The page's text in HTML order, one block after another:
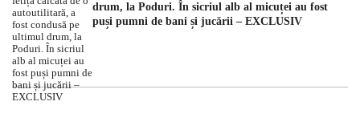
drum, la Poduri. În sicriul alb al micuței au fost
puși pumni de bani și jucării – EXCLUSIV